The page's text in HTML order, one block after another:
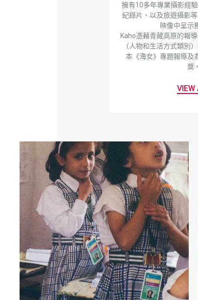
擁有10多年專業攝影經
紀錄片、以及旅遊攝影
映像中呈示
Kaho憑藉青藏高原的報
（人物和生活方式類別
本《海女》專題報導及
獎。
VIEW